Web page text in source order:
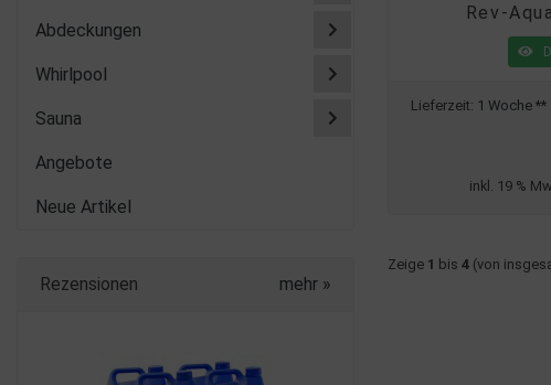
Abdeckungen
Whirlpool
Sauna
Angebote
Neue Artikel
Rezensionen mehr »
Rev-
Lieferzeit: 1 Woche **
inkl. 19 %
Zeige 1 bis 4 (von